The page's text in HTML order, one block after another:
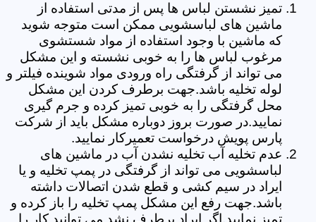
تمیز نشستن لباس ها پس از مدتی استفاده از
ماشین های لباسشویی ممکن است متوجه شوید
که ماشین با وجود استفاده از مواد شستشوی
مرغوب لباس ها را به خوبی نشسته و این مشکل
می تواند از گرفتگی راه ورودی مواد شوینده فیلتر و
لوله تخلیه باشد.جهت برطرف کردن این مشکل
محل گرفتگی را به خوبی تمیز کرده و جرم گیری
نمایید.در صورت بروز دوباره مشکل باید از شرکت
پارس پویش درخواست تعمیرکار نمایید.
عدم تخلیه آب تخلیه نشدن آب در ماشین های
لباسشویی می تواند از گرفتگی در پمپ تخلیه و یا
ایراد در سیم کشی و قطع شدن اتصالات داشته
باشد.جهت رفع این مشکل پمپ تخلیه را باز کرده و
تمیز نمایید.اگر ایراد برطرف نشد می توانید کار را